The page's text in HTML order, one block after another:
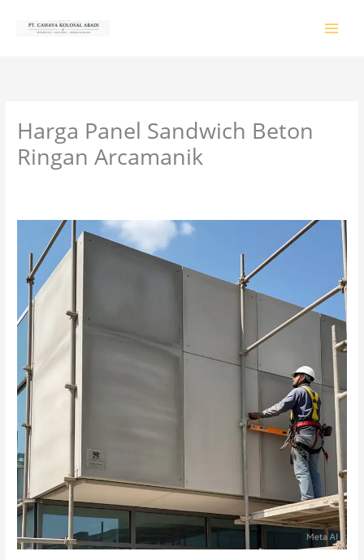
Harga Panel Sandwich Beton
Ringan Arcamanik